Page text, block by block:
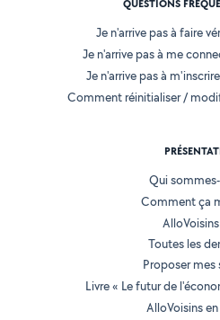
QUESTIONS
Je n'arrive pas à faire
Je n'arrive pas à me
Je n'arrive pas à
Comment réinitialiser /
Qui
Comment ça
Toutes les
Proposer mes
Livre « Le futur de
AlloVoisins